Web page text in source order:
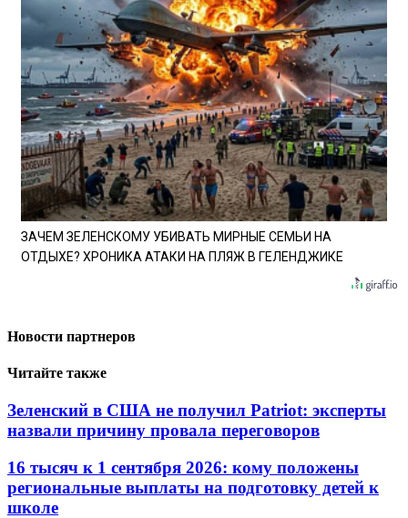
ЗАЧЕМ ЗЕЛЕНСКОМУ УБИВАТЬ МИРНЫЕ СЕМЬИ НА
ОТДЫХЕ? ХРОНИКА АТАКИ НА ПЛЯЖ В ГЕЛЕНДЖИКЕ
Новости партнеров
Читайте также
Зеленский в США не получил Patriot: эксперты
назвали причину провала переговоров
16 тысяч к 1 сентября 2026: кому положены
региональные выплаты на подготовку детей к
школе